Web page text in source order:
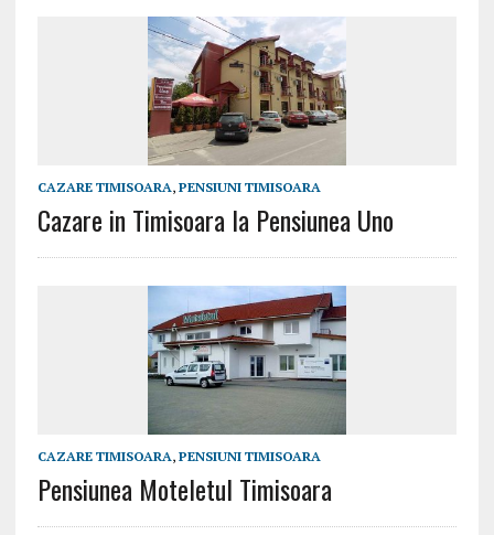
CAZARE TIMISOARA, PENSIUNI TIMISOARA
Cazare in Timisoara la Pensiunea Uno
CAZARE TIMISOARA, PENSIUNI TIMISOARA
Pensiunea Moteletul Timisoara